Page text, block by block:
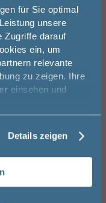
für Sie optimal
unsere
Zugriffe darauf
ein, um
relevante
zu zeigen. Ihre
einsehen und
Details zeigen
unserem
Sie